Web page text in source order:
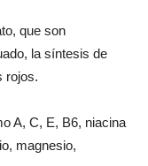
que son
la síntesis de
rojos.
A, C, E, B6, niacina
magnesio,